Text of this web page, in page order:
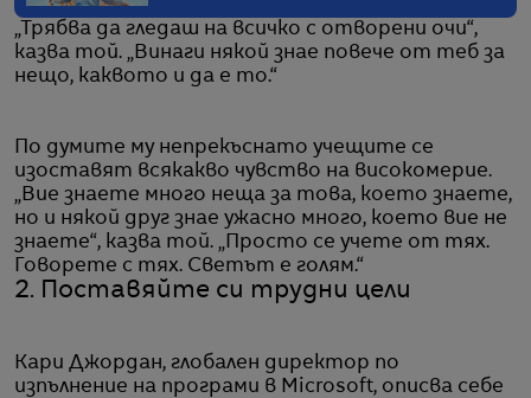
„Трябва да гледаш на всичко с отворени очи“,
казва той. „Винаги някой знае повече от теб за
нещо, каквото и да е то.“
По думите му непрекъснато учещите се
изоставят всякакво чувство на високомерие.
„Вие знаете много неща за това, което знаете,
но и някой друг знае ужасно много, което вие не
знаете“, казва той. „Просто се учете от тях.
Говорете с тях. Светът е голям.“
2. Поставяйте си трудни цели
Кари Джордан, глобален директор по
изпълнение на програми в Microsoft, описва себе